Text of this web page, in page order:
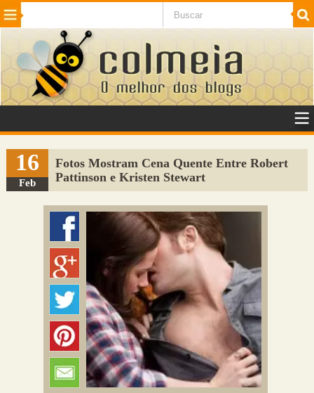
Beleza Cinema e TV
Internet Jogos NotÃ­cias SaÃºde
VeÃ­culos Adulto
Sugerir Link
Adicionar Blog
Colmeia Exchange
16
Feb
Fotos Mostram Cena Quente Entre Robert
Pattinson e Kristen Stewart